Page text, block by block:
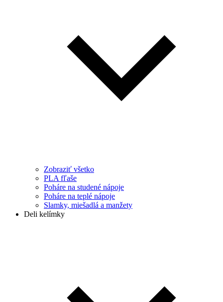
Zobraziť všetko
PLA fľaše
Poháre na studené nápoje
Poháre na teplé nápoje
Slamky, miešadlá a manžety
Deli kelímky